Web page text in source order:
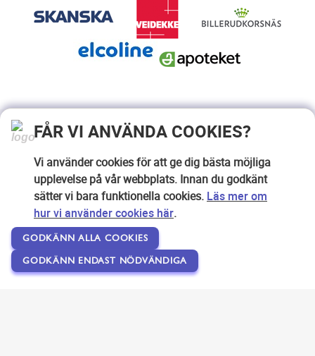
FÅR VI ANVÄNDA COOKIES?
Vi använder cookies för att ge dig bästa möjliga
upplevelse på vår webbplats. Innan du godkänt
sätter vi bara funktionella cookies. Läs mer om
hur vi använder cookies här.
GODKÄNN ALLA COOKIES
GODKÄNN ENDAST NÖDVÄNDIGA